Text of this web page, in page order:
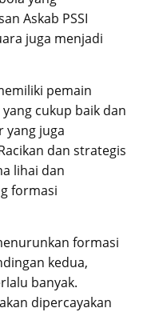
Askab PSSI
juga menjadi
pemain
cukup baik dan
yang juga
dan strategis
lihai dan
formasi
formasi
kedua,
banyak.
dipercayakan